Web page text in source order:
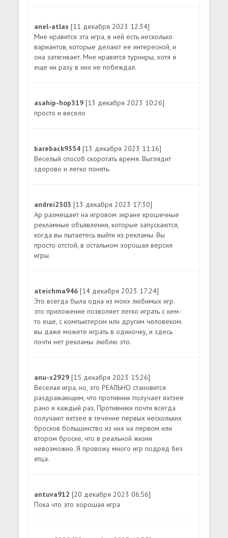
anel-atlas[11 декабря 2023 12:34]
Мне нравится эта игра, в ней есть несколько
вариантов, которые делают ее интересной, и
она затягивает. Мне нравятся турниры, хотя я
еще ни разу в них не побеждал.
asahip-hop319[13 декабря 2023 10:26]
просто и весело
bareback9354[13 декабря 2023 11:16]
Веселый способ скоротать время. Выглядит
здорово и легко понять.
andrei2303[13 декабря 2023 17:30]
Ap размещает на игровом экране крошечные
рекламные объявления, которые запускаются,
когда вы пытаетесь выйти из рекламы. Вы
просто отстой, в остальном хорошая версия
игры.
ateichma946[14 декабря 2023 17:24]
Это всегда была одна из моих любимых игр.
это приложение позволяет легко играть с кем-
то еще, с компьютером или другим человеком.
вы даже можете играть в одиночку, и здесь
почти нет рекламы. люблю это.
anu-s2929[15 декабря 2023 15:26]
Веселая игра, но, это РЕАЛЬНО становится
раздражающим, что противник получает яхтзее
рано и каждый раз, Противники почти всегда
получают яхтзее в течение первых нескольких
бросков большинство из них на первом или
втором броске, что в реальной жизни
невозможно. Я провожу много игр подряд без
ятца.
antuva912[20 декабря 2023 06:56]
Пока что это хорошая игра